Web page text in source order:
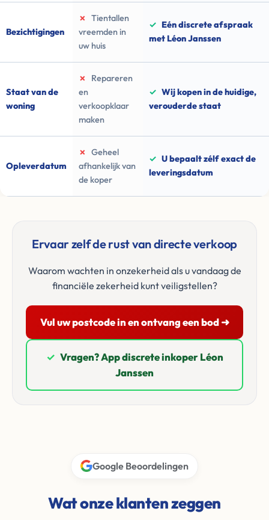
Bezichtigingen
✗
Tientallen
vreemden in
uw huis
✓ Eén discrete afspraak
met Léon Janssen
Staat van de
woning
✗
Repareren
en
verkoopklaar
maken
✓ Wij kopen in de huidige,
verouderde staat
Opleverdatum
✗
Geheel
afhankelijk van
de koper
✓ U bepaalt zélf exact de
leveringsdatum
Ervaar zelf de rust van directe verkoop
Waarom wachten in onzekerheid als u vandaag de
financiële zekerheid kunt veiligstellen?
Vul uw postcode in en ontvang een bod ➜
✓ Vragen? App discrete inkoper Léon
Janssen
Google Beoordelingen
Wat onze klanten zeggen